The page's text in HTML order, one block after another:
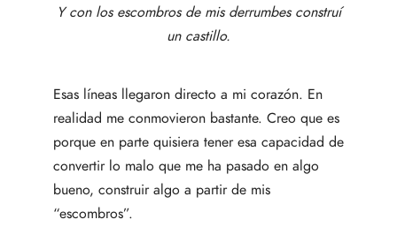
Y con los escombros de mis derrumbes construí
un castillo.
Esas líneas llegaron directo a mi corazón. En
realidad me conmovieron bastante. Creo que es
porque en parte quisiera tener esa capacidad de
convertir lo malo que me ha pasado en algo
bueno, construir algo a partir de mis
“escombros”.